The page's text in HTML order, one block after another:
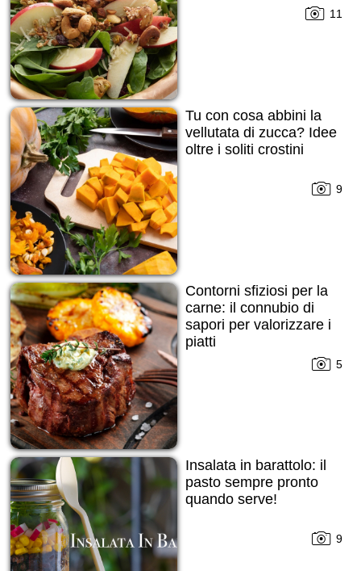
11
Tu con cosa abbini la
vellutata di zucca? Idee
oltre i soliti crostini
9
Contorni sfiziosi per la
carne: il connubio di
sapori per valorizzare i
piatti
5
Insalata in barattolo: il
pasto sempre pronto
quando serve!
9